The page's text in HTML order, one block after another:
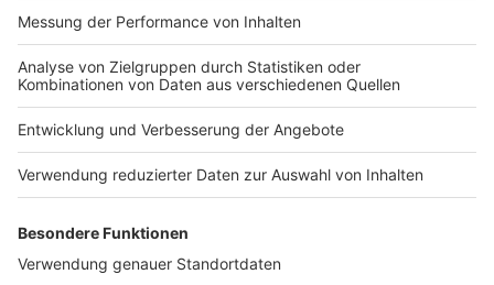
werden.
9. Leerstände sozial und nachhaltig nutzen!
Stadt handeln. Wir wünschen uns, dass die
leerstehenden Gebäude für kulturelle und soziale
Projekte nutzbar gemacht werden.
10. Bürger*innenpartizipation stärken!
Bei Fridays for Future ging es nie nur um Klimaschutz